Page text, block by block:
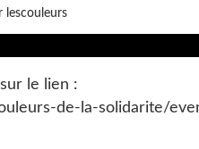
lescouleurs
le lien :
de-la-solidarite/